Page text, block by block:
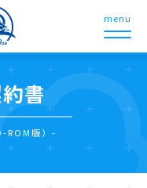
menu
書
版）-